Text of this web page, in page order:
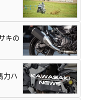
キの
力ハ